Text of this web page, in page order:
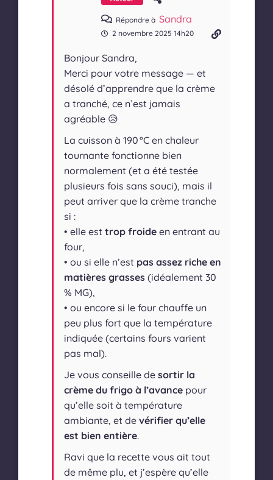
Répondre à Sandra
2 novembre 2025 14h20
Bonjour Sandra,
Merci pour votre message — et
désolé d’apprendre que la crème
a tranché, ce n’est jamais
agréable 😥
La cuisson à 190 °C en chaleur
tournante fonctionne bien
normalement (et a été testée
plusieurs fois sans souci), mais il
peut arriver que la crème tranche
si :
• elle est trop froide en entrant au
four,
• ou si elle n’est pas assez riche en
matières grasses (idéalement 30
% MG),
• ou encore si le four chauffe un
peu plus fort que la température
indiquée (certains fours varient
pas mal).
Je vous conseille de sortir la
crème du frigo à l’avance pour
qu’elle soit à température
ambiante, et de vérifier qu’elle
est bien entière.
Ravi que la recette vous ait tout
de même plu, et j’espère qu’elle